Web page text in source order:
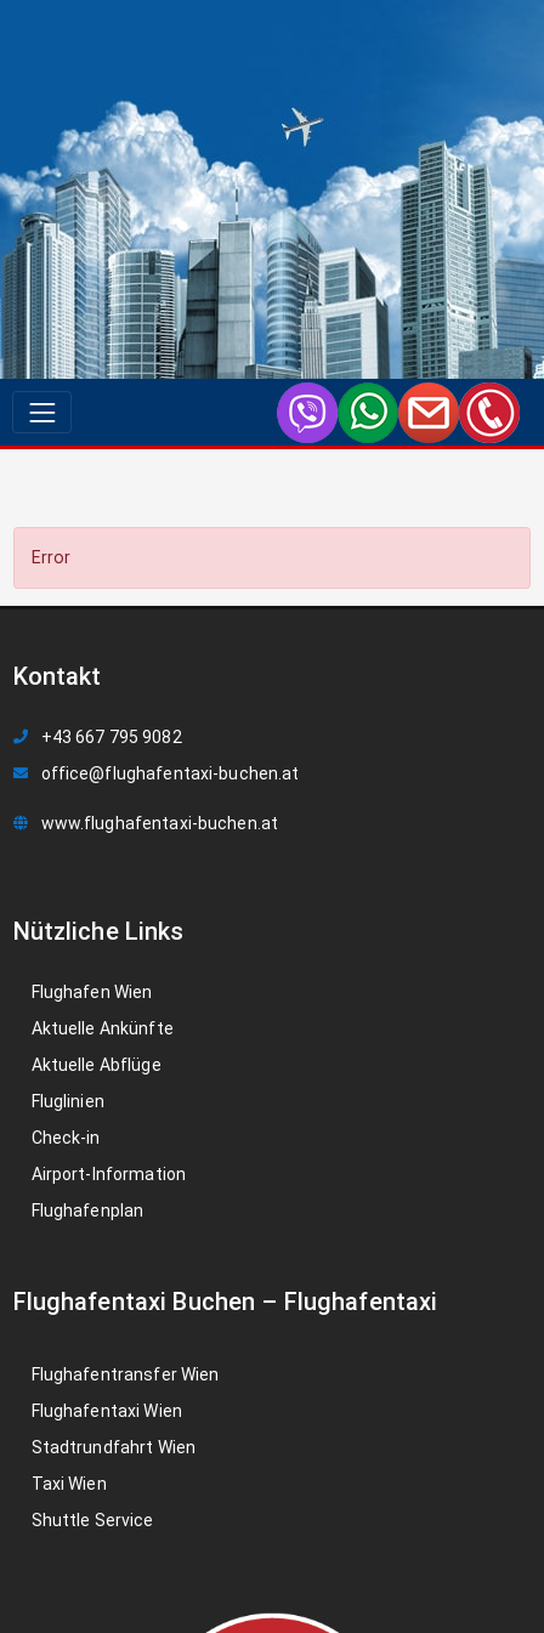
Error
Kontakt
+43 667 795 9082
office@flughafentaxi-buchen.at
www.flughafentaxi-buchen.at
Nützliche Links
Flughafen Wien
Aktuelle Ankünfte
Aktuelle Abflüge
Fluglinien
Check-in
Airport-Information
Flughafenplan
Flughafentaxi Buchen – Flughafentaxi
Flughafentransfer Wien
Flughafentaxi Wien
Stadtrundfahrt Wien
Taxi Wien
Shuttle Service